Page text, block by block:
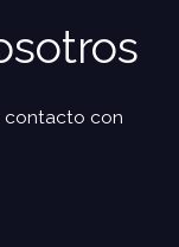
contacto con